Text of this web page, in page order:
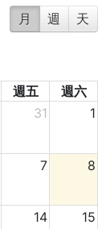
月 週 天
週五
週六
31 1
7 8
14 15